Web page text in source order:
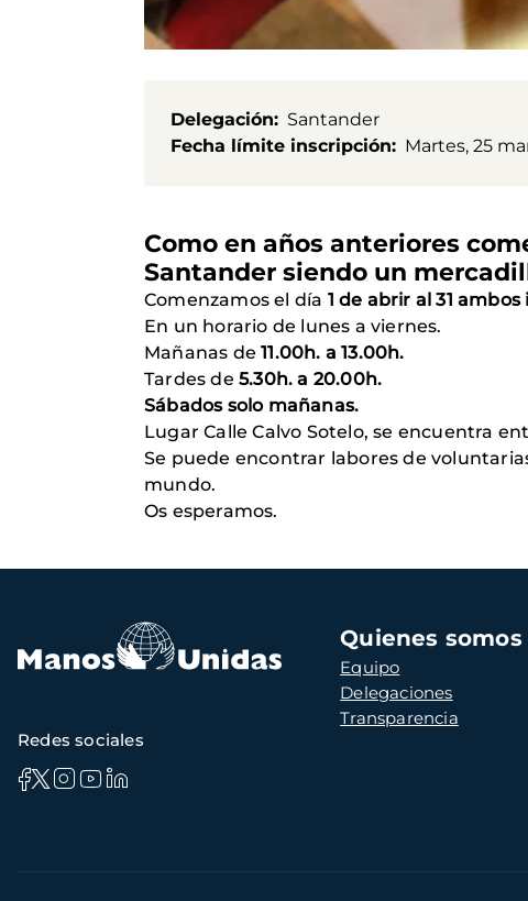
Delegación
Santander
Fecha límite inscripción
Martes, 25
Como en años anteriores
Santander siendo un
Comenzamos el día 1 de abrir al 31
En un horario de lunes a viernes.
Mañanas de11.00h. a 13.00h.
Tardes de 5.30h. a 20.00h.
Sábados solo mañanas.
Lugar Calle Calvo Sotelo, se encuentra
Se puede encontrar labores de
mundo.
Os esperamos.
Navegación
principal
Quienes somos
Equipo
Delegaciones
Transparencia
Redes sociales